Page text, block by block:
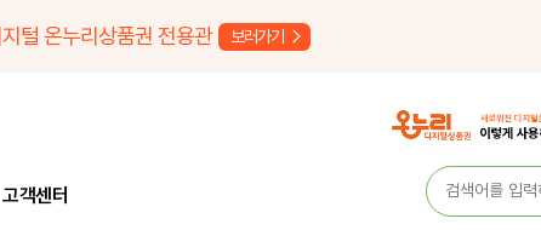
털 온누리상품권 전용관 보러가기
고객센터